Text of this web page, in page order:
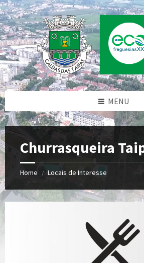
Skip
to
content
Skip
to
left
sidebar
Skip
to
footer
MENU
Churrasqueira
Home / Locais de Interesse